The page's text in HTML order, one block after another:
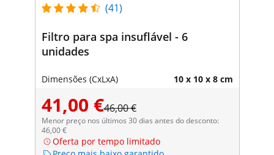
(41)
Filtro para spa insuflável - 6
unidades
Dimensões (CxLxA) 10 x 10 x 8 cm
41,00 €46,00 €
Menor preço nos últimos 30 dias antes do desconto:
46,00 €
Oferta por tempo limitado